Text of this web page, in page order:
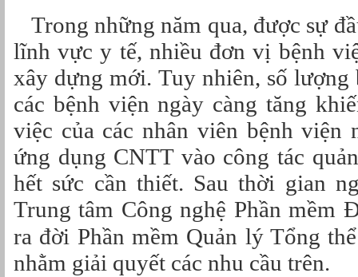
Trong những năm qua, được sự
lĩnh vực y tế, nhiều đơn vị bệnh
xây dựng mới. Tuy nhiên, số lượng
các bệnh viện ngày càng tăng
việc của các nhân viên bệnh viện
ứng dụng CNTT vào công tác
hết sức cần thiết. Sau thời gian
Trung tâm Công nghệ Phần mềm
ra đời Phần mềm Quản lý Tổng
nhằm giải quyết các nhu cầu trên.